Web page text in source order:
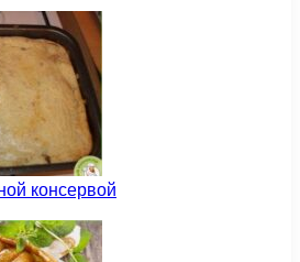
консервой